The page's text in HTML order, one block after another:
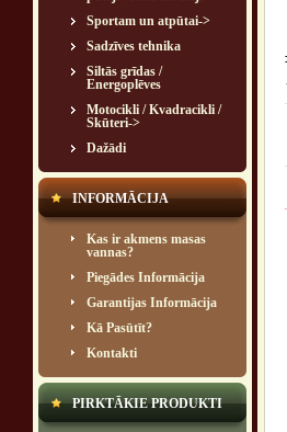
Sportam un atpūtai->
Sadzīves tehnika
Siltās grīdas /
Energoplēves
Motocikli / Kvadracikli /
Skūteri->
Dažādi
INFORMĀCIJA
Kas ir akmens masas
vannas?
Piegādes Informācija
Garantijas Informācija
Kā Pasūtīt?
Kontakti
PIRKTĀKIE PRODUKTI